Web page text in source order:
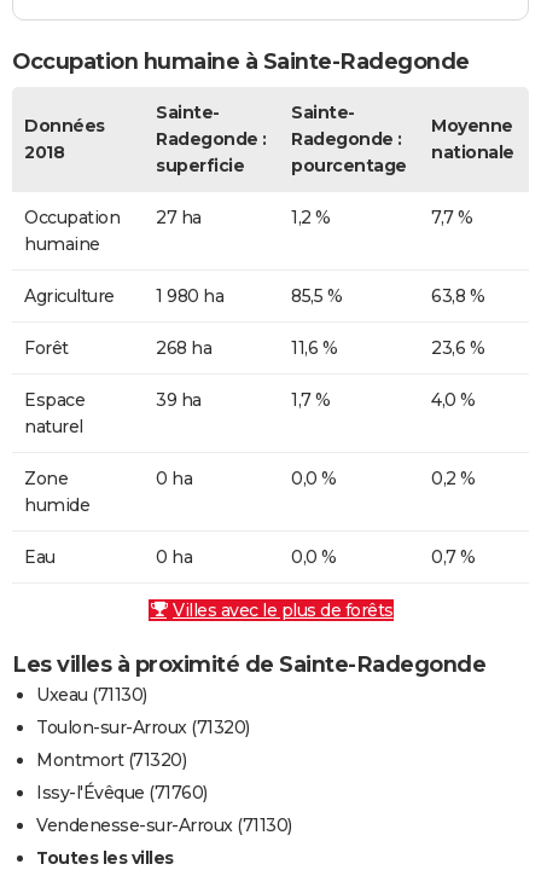
Occupation humaine à Sainte-Radegonde
Données
2018
Sainte-
Radegonde :
superficie
Sainte-
Radegonde :
pourcentage
Moyenne
nationale
Occupation
humaine
27 ha 1,2 % 7,7 %
Agriculture 1 980 ha 85,5 % 63,8 %
Forêt 268 ha 11,6 % 23,6 %
Espace
naturel
39 ha 1,7 % 4,0 %
Zone
humide
0 ha 0,0 % 0,2 %
Eau 0 ha 0,0 % 0,7 %
Villes avec le plus de forêts
Les villes à proximité de Sainte-Radegonde
Uxeau (71130)
Toulon-sur-Arroux (71320)
Montmort (71320)
Issy-l'Évêque (71760)
Vendenesse-sur-Arroux (71130)
Toutes les villes